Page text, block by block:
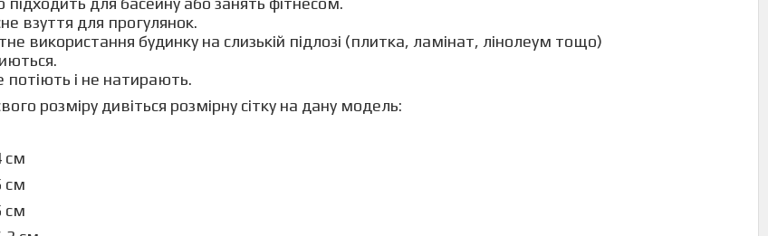
взуття для прогулянок.
використання будинку на слизькій підлозі (плитка, ламінат, лінолеум тощо)
потіють і не натирають.
розміру дивіться розмірну сітку на дану модель:
см
см
см